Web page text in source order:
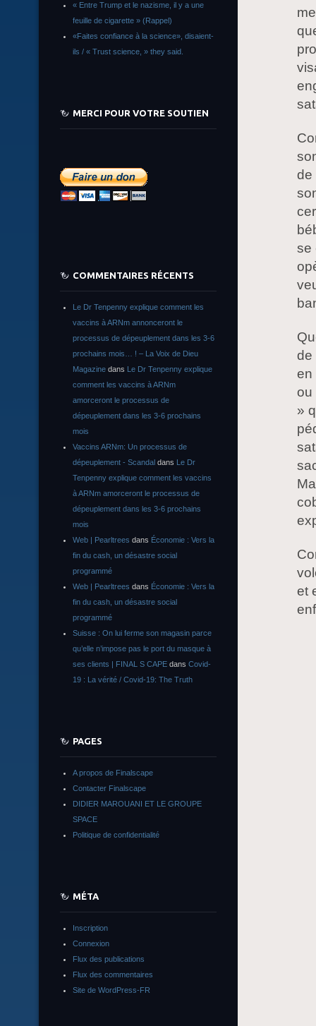
de
se
de
en
ou
»
et
« Entre Trump et le nazisme, il y a une
feuille de cigarette » (Rappel)
«Faites confiance à la science», disaient-
ils / « Trust science, » they said.
MERCI POUR VOTRE SOUTIEN
COMMENTAIRES RÉCENTS
Le Dr Tenpenny explique comment les
vaccins à ARNm annonceront le
processus de dépeuplement dans les 3-6
prochains mois… ! – La Voix de Dieu
Magazine dans Le Dr Tenpenny explique
comment les vaccins à ARNm
amorceront le processus de
dépeuplement dans les 3-6 prochains
mois
Vaccins ARNm: Un processus de
dépeuplement - Scandal dans Le Dr
Tenpenny explique comment les vaccins
à ARNm amorceront le processus de
dépeuplement dans les 3-6 prochains
mois
Web | Pearltrees dans Économie : Vers la
fin du cash, un désastre social
programmé
Web | Pearltrees dans Économie : Vers la
fin du cash, un désastre social
programmé
Suisse : On lui ferme son magasin parce
qu’elle n’impose pas le port du masque à
ses clients | FINAL S CAPE dans Covid-
19 : La vérité / Covid-19: The Truth
PAGES
A propos de Finalscape
Contacter Finalscape
DIDIER MAROUANI ET LE GROUPE
SPACE
Politique de confidentialité
MÉTA
Inscription
Connexion
Flux des publications
Flux des commentaires
Site de WordPress-FR